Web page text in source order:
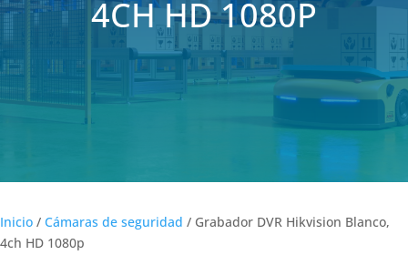
4CH HD 1080P
Inicio / Cámaras de seguridad / Grabador DVR Hikvision Blanco,
4ch HD 1080p